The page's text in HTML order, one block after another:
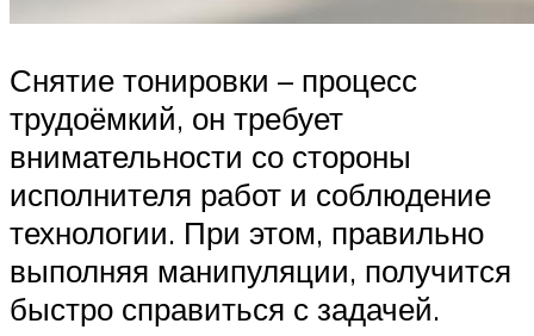
Снятие тонировки – процесс
трудоёмкий, он требует
внимательности со стороны
исполнителя работ и соблюдение
технологии. При этом, правильно
выполняя манипуляции, получится
быстро справиться с задачей.